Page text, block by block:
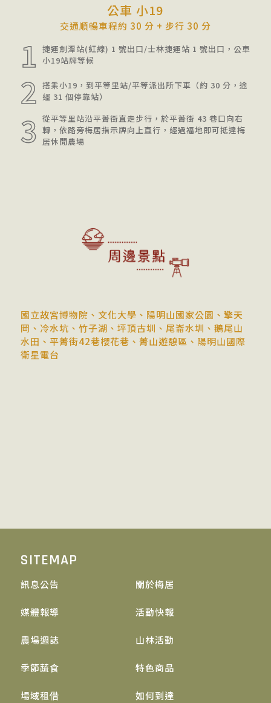
公車 小19
交通順暢車程約 30 分 + 步行 30 分
1 捷運劍潭站(紅線) 1 號出口/士林捷運站 1 號出口，公車
小19站牌等候
2 搭乘小19，到平等里站/平等派出所下車（約 30 分，途
經 31 個停靠站）
3 從平等里站沿平菁街直走步行，於平菁街 43 巷口向右
轉，依路旁梅居指示牌向上直行，經過福地即可抵達梅
居休閒農場
國立故宮博物院、文化大學、陽明山國家公園、擎天
岡、冷水坑、竹子湖、坪頂古圳、尾崙水圳、鵝尾山
水田、平菁街42巷櫻花巷、菁山遊憩區、陽明山國際
衛星電台
SITEMAP
訊息公告 關於梅居
媒體報導 活動快報
農場週誌 山林活動
季節蔬食 特色商品
場域租借 如何到達